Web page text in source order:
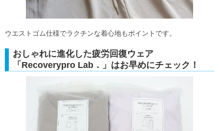
ウエストゴム仕様でラクチンな着心地もポイントです。
おしゃれに進化した疲労回復ウェア
「Recoverypro Lab．」はお早めにチェック！